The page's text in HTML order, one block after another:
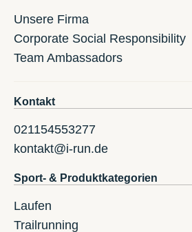
Unsere Firma
Corporate Social Responsibility
Team Ambassadors
Kontakt
021154553277
kontakt@i-run.de
Sport- & Produktkategorien
Laufen
Trailrunning